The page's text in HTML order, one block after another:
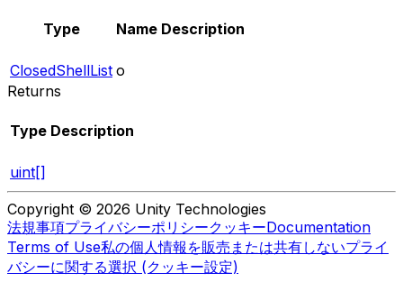
Type Name Description
ClosedShellList o
Returns
Type Description
uint[]
Copyright © 2026 Unity Technologies
法規事項プライバシーポリシークッキーDocumentation
Terms of Use私の個人情報を販売または共有しないプライ
バシーに関する選択 (クッキー設定)